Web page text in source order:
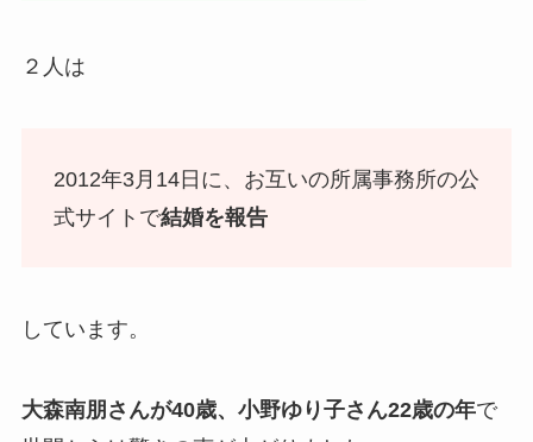
２人は
2012年3月14日に、お互いの所属事務所の公
式サイトで結婚を報告
しています。
大森南朋さんが40歳、小野ゆり子さん22歳の年で